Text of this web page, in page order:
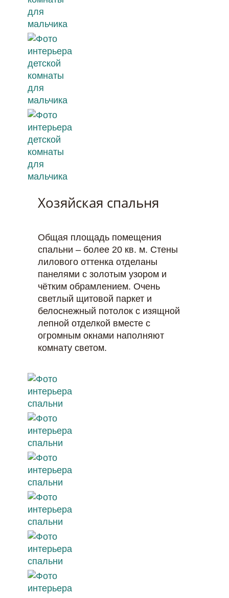
Хозяйская спальня
Общая площадь помещения
спальни – более 20 кв. м. Стены
лилового оттенка отделаны
панелями с золотым узором и
чётким обрамлением. Очень
светлый щитовой паркет и
белоснежный потолок с изящной
лепной отделкой вместе с
огромным окнами наполняют
комнату светом.